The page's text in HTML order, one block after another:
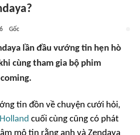
Gốc
lần đầu vướng tin hẹn hò
cùng tham gia bộ phim
tin đồn về chuyện cưới hỏi,
cuối cùng cũng có phát